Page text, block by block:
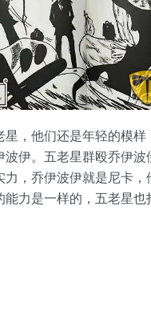
星，他们还是年轻的模样
波伊。五老星群殴乔伊波
力，乔伊波伊就是尼卡，
能力是一样的，五老星也